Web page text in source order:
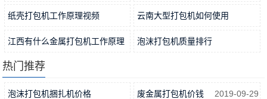
2019-05-25
纸壳打包机工作原理视频
2019-11-09
云南大型打包机如何使用
江西有什么金属打包机工作原理 泡沫打包机质量排行
热门推荐
泡沫打包机捆扎机价格 废金属打包机价钱 2019-09-29